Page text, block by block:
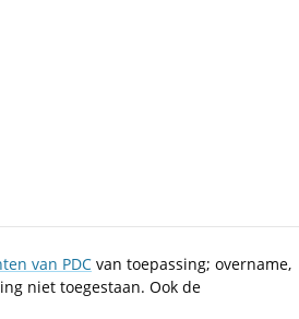
van PDC van toepassing; overname,
niet toegestaan. Ook de